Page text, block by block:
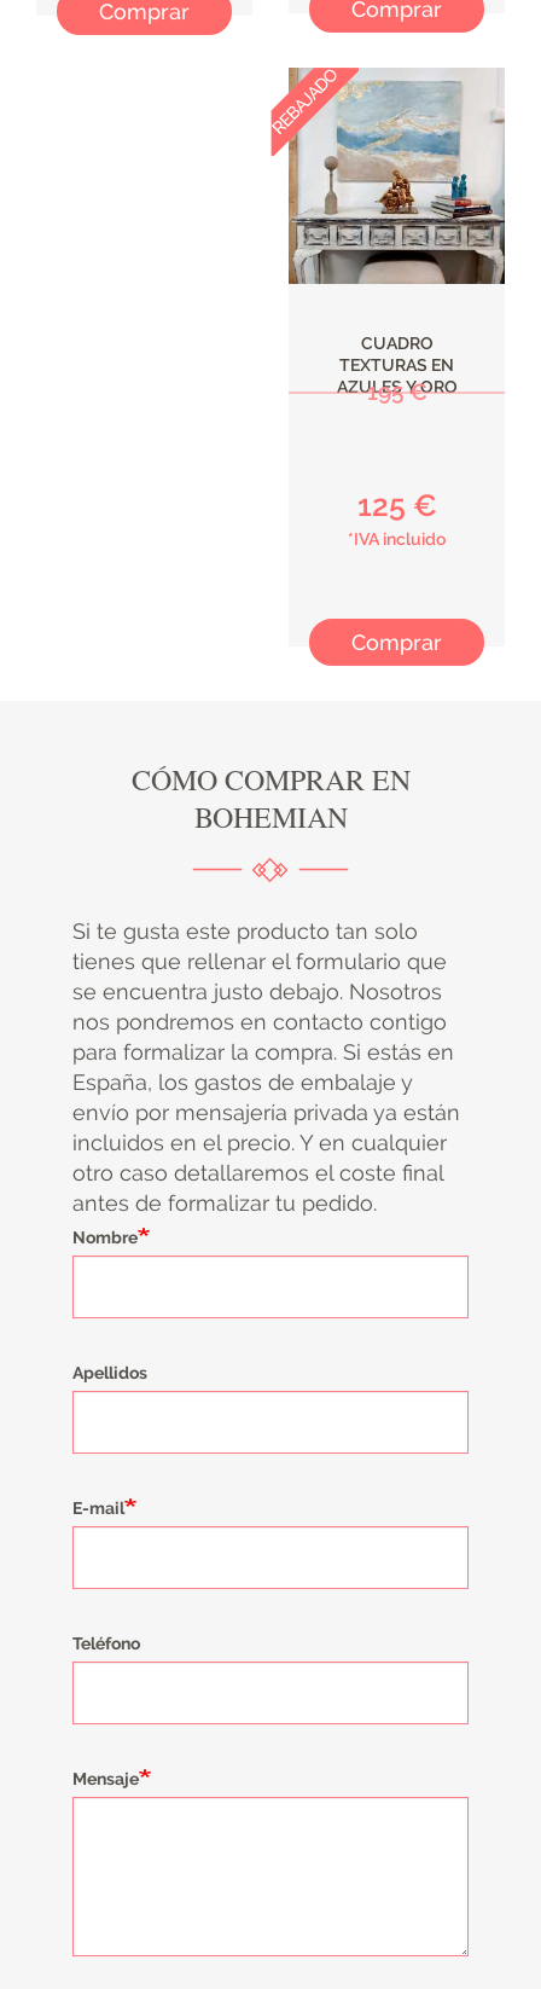
Comprar Comprar
CUADRO
TEXTURAS EN
AZULES Y ORO
195 €
125 €
*IVA incluido
Comprar
CÓMO COMPRAR EN
BOHEMIAN
Si te gusta este producto tan solo
tienes que rellenar el formulario que
se encuentra justo debajo. Nosotros
nos pondremos en contacto contigo
para formalizar la compra. Si estás en
España, los gastos de embalaje y
envío por mensajería privada ya están
incluidos en el precio. Y en cualquier
otro caso detallaremos el coste final
antes de formalizar tu pedido.
Nombre
Apellidos
E-mail
Teléfono
Mensaje